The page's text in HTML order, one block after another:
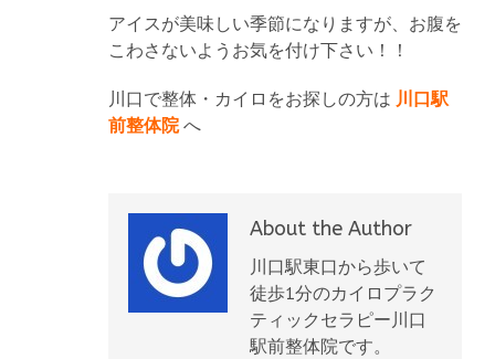
アイスが美味しい季節になりますが、お腹を
こわさないようお気を付け下さい！！
川口で整体・カイロをお探しの方は 川口駅
前整体院へ
About the Author
川口駅東口から歩いて
徒歩1分のカイロプラク
ティックセラピー川口
駅前整体院です。